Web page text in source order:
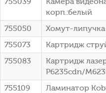
корп.:белый
755050
Хомут-
755073
Картридж
755083
Картридж
P6235cdn/
755109
Ламинатор